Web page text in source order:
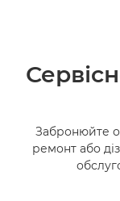
Забронюйте
ремонт або